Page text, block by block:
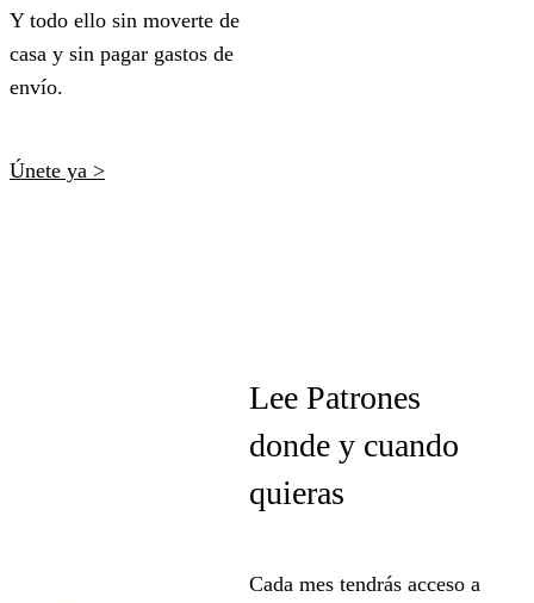
Y todo ello sin moverte de
casa y sin pagar gastos de
envío.
Únete ya >
Lee Patrones
donde y cuando
quieras
Cada mes tendrás acceso a